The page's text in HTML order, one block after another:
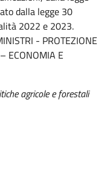
dalla legge 30
2022 e 2023.
- PROTEZIONE
ECONOMIA E
agricole e forestali